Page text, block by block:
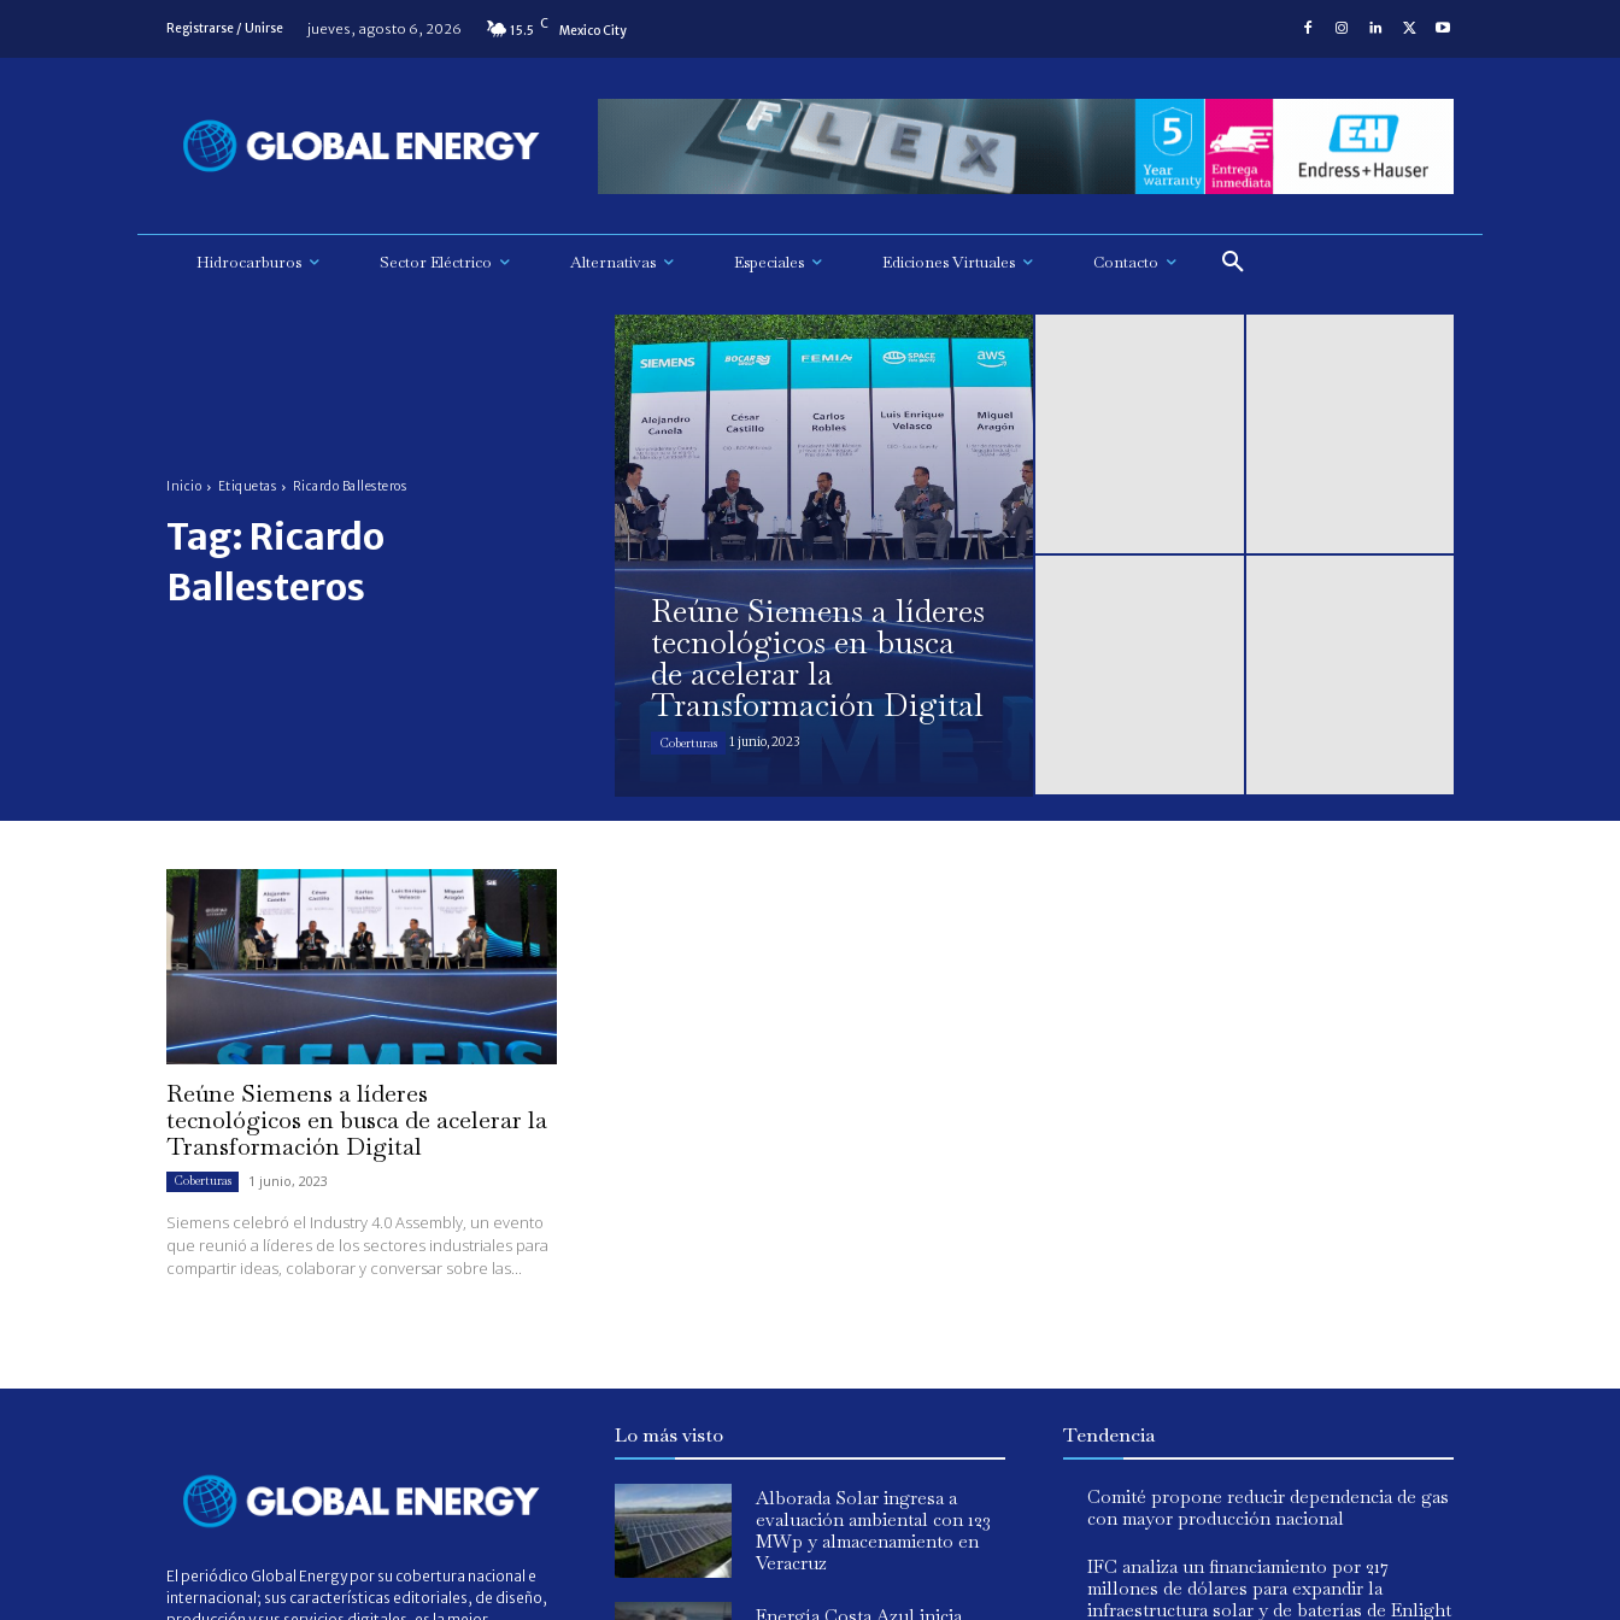
Registrarse / Unirse jueves, agosto 6, 2026 15.5 C Mexico City
Hidrocarburos Sector Eléctrico Alternativas Especiales Ediciones Virtuales Contacto
Inicio Etiquetas Ricardo Ballesteros
Tag: Ricardo
Ballesteros
Reúne Siemens a líderes
tecnológicos en busca
de acelerar la
Transformación Digital
Coberturas 1 junio, 2023
Reúne Siemens a líderes
tecnológicos en busca de acelerar la
Transformación Digital
Coberturas 1 junio, 2023
Siemens celebró el Industry 4.0 Assembly, un evento
que reunió a líderes de los sectores industriales para
compartir ideas, colaborar y conversar sobre las...
El periódico Global Energy por su cobertura nacional e
internacional; sus características editoriales, de diseño,
Lo más visto
Alborada Solar ingresa a
evaluación ambiental con 123
MWp y almacenamiento en
Veracruz
Tendencia
Comité propone reducir dependencia de gas
con mayor producción nacional
IFC analiza un financiamiento por 217
millones de dólares para expandir la
infraestructura solar y de baterías de Enlight